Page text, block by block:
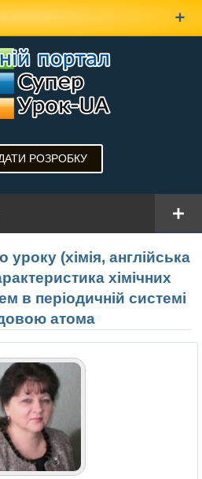
РОЗРОБКУ
уроку (хімія, англійська
хімічних
в періодичній системі
атома